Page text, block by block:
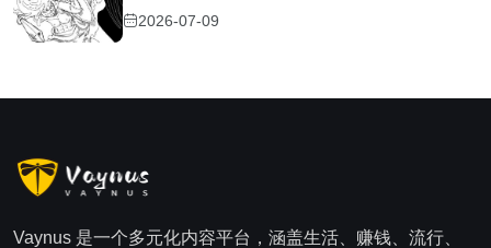
2026-07-09
Vaynus 是一个多元化内容平台，涵盖生活、赚钱、流行、